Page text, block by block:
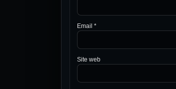
Email *
Site web